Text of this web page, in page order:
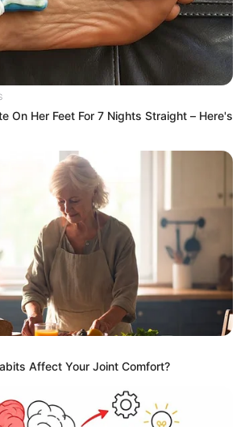
alejó como pareja.
ALERTA BOGOTÁ EN GOOGLE NEWS
MUJER TRANS
EN ALERTA
todas las noticias que le
Para estar bien informado, por
active las notificaciones de Alerta.
On Her Feet For 7 Nights Straight – Here's
Affect Your Joint Comfort?